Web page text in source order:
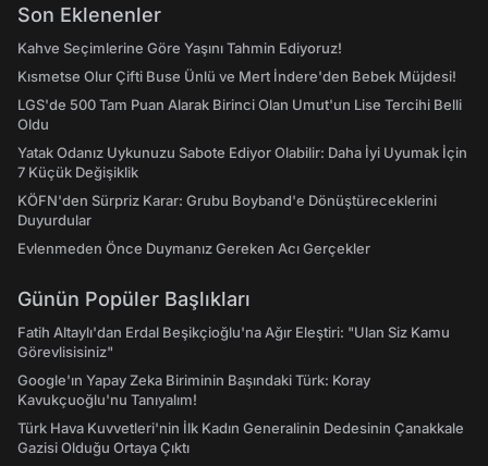
Son Eklenenler
Kahve Seçimlerine Göre Yaşını Tahmin Ediyoruz!
Kısmetse Olur Çifti Buse Ünlü ve Mert İndere'den Bebek Müjdesi!
LGS'de 500 Tam Puan Alarak Birinci Olan Umut'un Lise Tercihi Belli
Oldu
Yatak Odanız Uykunuzu Sabote Ediyor Olabilir: Daha İyi Uyumak İçin
7 Küçük Değişiklik
KÖFN'den Sürpriz Karar: Grubu Boyband'e Dönüştüreceklerini
Duyurdular
Evlenmeden Önce Duymanız Gereken Acı Gerçekler
Günün Popüler Başlıkları
Fatih Altaylı'dan Erdal Beşikçioğlu'na Ağır Eleştiri: "Ulan Siz Kamu
Görevlisisiniz"
Google'ın Yapay Zeka Biriminin Başındaki Türk: Koray
Kavukçuoğlu'nu Tanıyalım!
Türk Hava Kuvvetleri'nin İlk Kadın Generalinin Dedesinin Çanakkale
Gazisi Olduğu Ortaya Çıktı